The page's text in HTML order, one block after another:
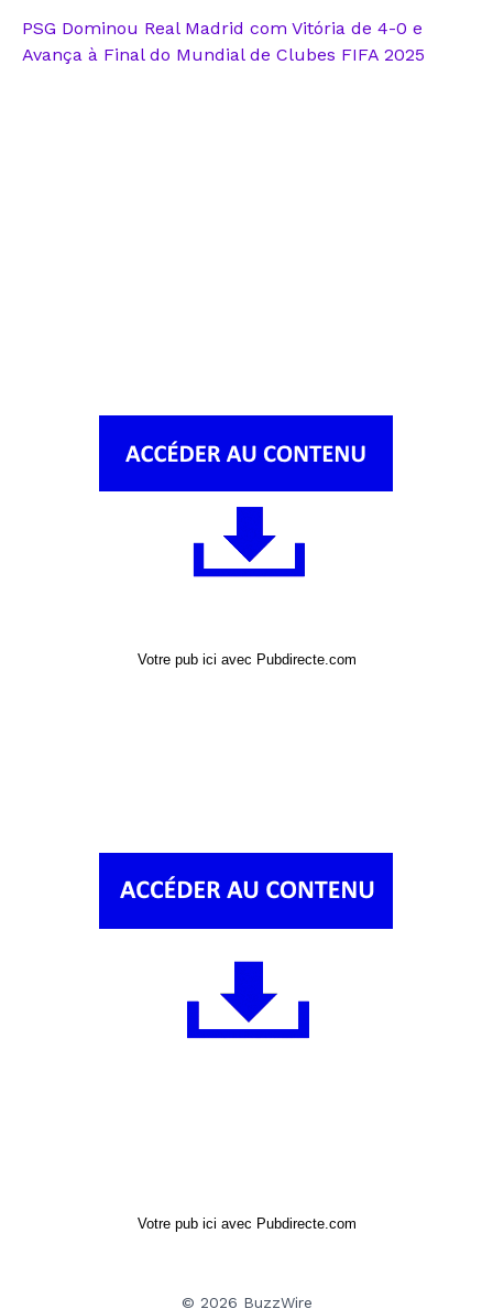
PSG Dominou Real Madrid com Vitória de 4-0 e
Avança à Final do Mundial de Clubes FIFA 2025
Votre pub ici avec Pubdirecte.com
Votre pub ici avec Pubdirecte.com
© 2026 BuzzWire